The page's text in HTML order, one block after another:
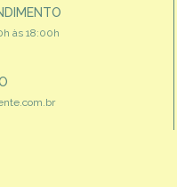
às 18:00h